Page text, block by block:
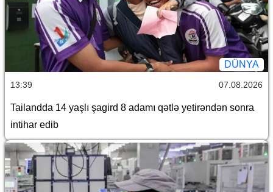
DÜNYA
13:39 07.08.2026
Tailandda 14 yaşlı şagird 8 adamı qətlə yetirəndən sonra
intihar edib